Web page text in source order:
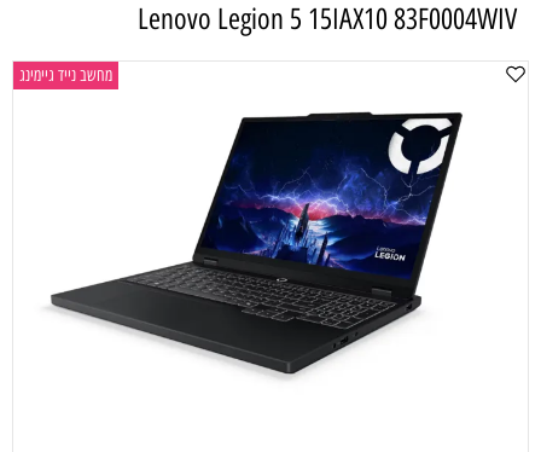
Lenovo Legion 5 15IAX10 83F0004WIV
מחשב נייד גיימינג